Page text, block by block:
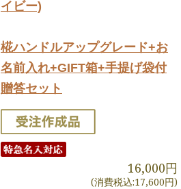
イビー)
椛ハンドルアップグレード+お
名前入れ+GIFT箱+手提げ袋付
贈答セット
16,000円
(消費税込:17,600円)